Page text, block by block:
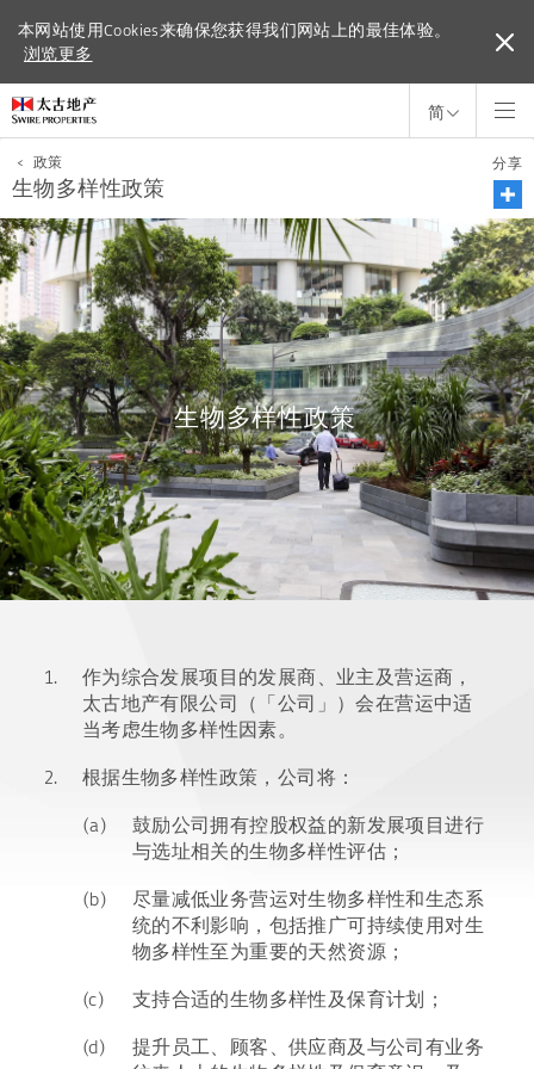
本网站使用Cookies来确保您获得我们网站上的最佳体验。
浏览更多
本网站使用Cookies来确保您获得我们网站上的最佳体验。
浏览更多
简
< 政策
生物多样性政策
分享
生物多样性政策
1.
作为综合发展项目的发展商、业主及营运商，
太古地产有限公司（「公司」）会在营运中适
当考虑生物多样性因素。
2. 根据生物多样性政策，公司将：
(a)
鼓励公司拥有控股权益的新发展项目进行
与选址相关的生物多样性评估；
(b)
尽量减低业务营运对生物多样性和生态系
统的不利影响，包括推广可持续使用对生
物多样性至为重要的天然资源；
(c) 支持合适的生物多样性及保育计划；
(d)
提升员工、顾客、供应商及与公司有业务